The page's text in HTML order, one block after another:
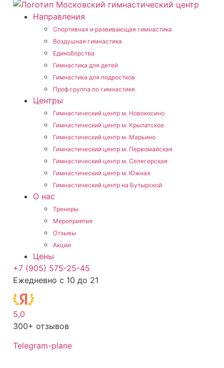
Направления
Спортивная и развивающая гимнастика
Воздушная гимнастика
Единоборства
Гимнастика для детей
Гимнастика для подростков
Проф группа по гимнастике
Центры
Гимнастический центр м. Новокосино
Гимнастический центр м. Крылатское
Гимнастический центр м. Марьино
Гимнастический центр м. Первомайская
Гимнастический центр м. Селегерская
Гимнастический центр м. Южная
Гимнастический центр на Бутырской
О нас
Тренеры
Мероприятия
Отзывы
Акции
Цены
+7 (905) 575-25-45
Ежедневно с 10 до 21
5,0
300+ отзывов
Telegram-plane